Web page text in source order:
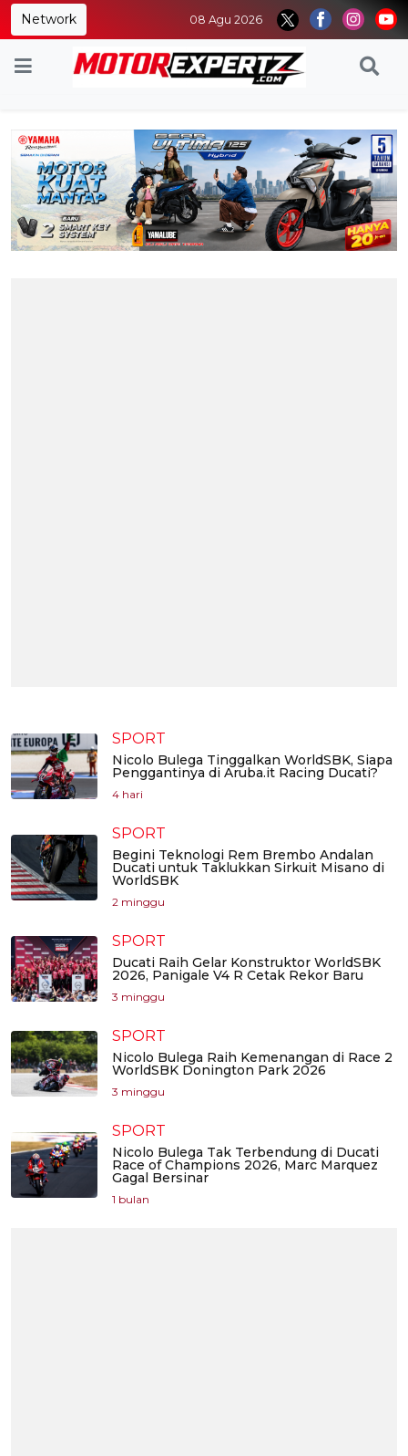
Network 08 Agu 2026
SPORT
Nicolo Bulega Tinggalkan WorldSBK, Siapa
Penggantinya di Aruba.it Racing Ducati?
4 hari
SPORT
Begini Teknologi Rem Brembo Andalan
Ducati untuk Taklukkan Sirkuit Misano di
WorldSBK
2 minggu
SPORT
Ducati Raih Gelar Konstruktor WorldSBK
2026, Panigale V4 R Cetak Rekor Baru
3 minggu
SPORT
Nicolo Bulega Raih Kemenangan di Race 2
WorldSBK Donington Park 2026
3 minggu
SPORT
Nicolo Bulega Tak Terbendung di Ducati
Race of Champions 2026, Marc Marquez
Gagal Bersinar
1 bulan